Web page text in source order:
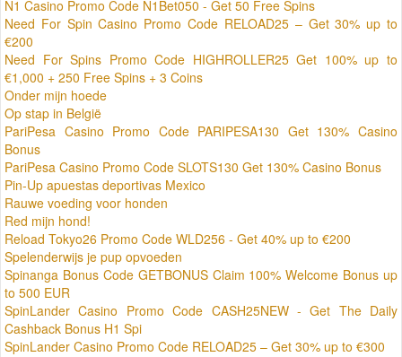
N1 Casino Promo Code N1Bet050 - Get 50 Free Spins
Need For Spin Casino Promo Code RELOAD25 – Get 30% up to
€200
Need For Spins Promo Code HIGHROLLER25 Get 100% up to
€1,000 + 250 Free Spins + 3 Coins
Onder mijn hoede
Op stap in België
PariPesa Casino Promo Code PARIPESA130 Get 130% Casino
Bonus
PariPesa Casino Promo Code SLOTS130 Get 130% Casino Bonus
Pin-Up apuestas deportivas Mexico
Rauwe voeding voor honden
Red mijn hond!
Reload Tokyo26 Promo Code WLD256 - Get 40% up to €200
Spelenderwijs je pup opvoeden
Spinanga Bonus Code GETBONUS Claim 100% Welcome Bonus up
to 500 EUR
SpinLander Casino Promo Code CASH25NEW - Get The Daily
Cashback Bonus H1 Spi
SpinLander Casino Promo Code RELOAD25 – Get 30% up to €300